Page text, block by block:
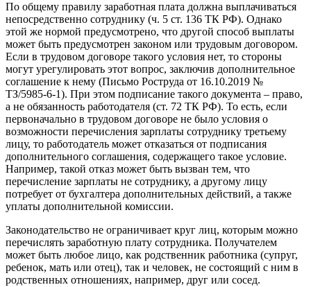
По общему правилу заработная плата должна выплачиваться
непосредственно сотруднику (ч. 5 ст. 136 ТК РФ). Однако
этой же нормой предусмотрено, что другой способ выплаты
может быть предусмотрен законом или трудовым договором.
Если в трудовом договоре такого условия нет, то стороны
могут урегулировать этот вопрос, заключив дополнительное
соглашение к нему (Письмо Роструда от 16.10.2019 №
ТЗ/5985-6-1). При этом подписание такого документа – право,
а не обязанность работодателя (ст. 72 ТК РФ). То есть, если
первоначально в трудовом договоре не было условия о
возможности перечисления зарплаты сотруднику третьему
лицу, то работодатель может отказаться от подписания
дополнительного соглашения, содержащего такое условие.
Например, такой отказ может быть вызван тем, что
перечисление зарплаты не сотруднику, а другому лицу
потребует от бухгалтера дополнительных действий, а также
уплаты дополнительной комиссии.
Законодательство не ограничивает круг лиц, которым можно
перечислять заработную плату сотрудника. Получателем
может быть любое лицо, как родственник работника (супруг,
ребенок, мать или отец), так и человек, не состоящий с ним в
родственных отношениях, например, друг или сосед.